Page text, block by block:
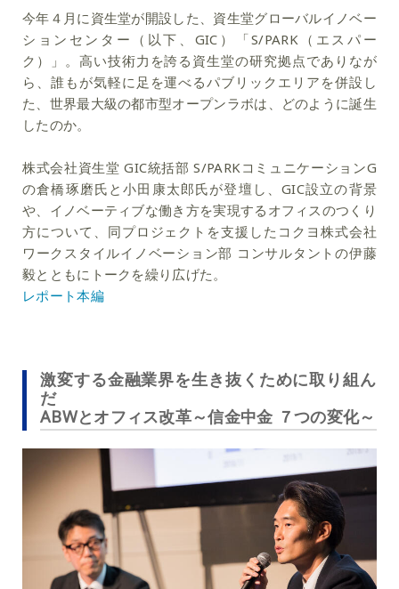
今年４月に資生堂が開設した、資生堂グローバルイノベー
ションセンター（以下、GIC）「S/PARK（エスパー
ク）」。高い技術力を誇る資生堂の研究拠点でありなが
ら、誰もが気軽に足を運べるパブリックエリアを併設し
た、世界最大級の都市型オープンラボは、どのように誕生
したのか。
株式会社資生堂 GIC統括部 S/PARKコミュニケーションG
の倉橋琢磨氏と小田康太郎氏が登壇し、GIC設立の背景
や、イノベーティブな働き方を実現するオフィスのつくり
方について、同プロジェクトを支援したコクヨ株式会社
ワークスタイルイノベーション部 コンサルタントの伊藤
毅とともにトークを繰り広げた。
レポート本編
激変する金融業界を生き抜くために取り組ん
だ
ABWとオフィス改革～信金中金 ７つの変化～